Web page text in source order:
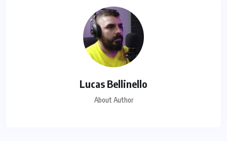
Lucas Bellinello
About Author